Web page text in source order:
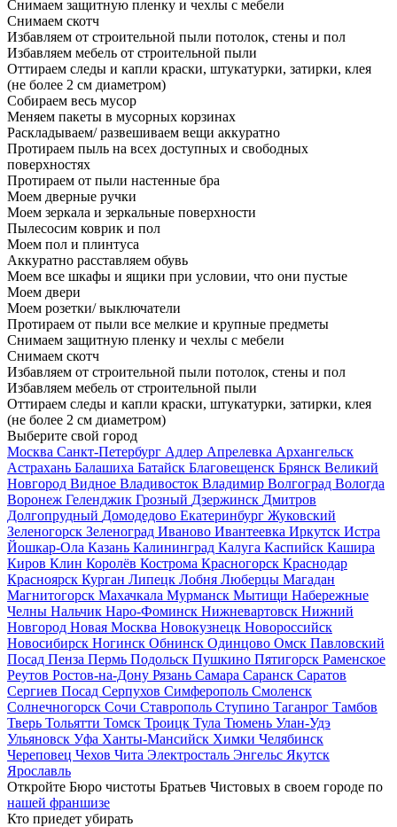
Снимаем защитную пленку и чехлы с мебели
Снимаем скотч
Избавляем от строительной пыли потолок, стены и пол
Избавляем мебель от строительной пыли
Оттираем следы и капли краски, штукатурки, затирки, клея
(не более 2 см диаметром)
Собираем весь мусор
Меняем пакеты в мусорных корзинах
Раскладываем/ развешиваем вещи аккуратно
Протираем пыль на всех доступных и свободных
поверхностях
Протираем от пыли настенные бра
Моем дверные ручки
Моем зеркала и зеркальные поверхности
Пылесосим коврик и пол
Моем пол и плинтуса
Аккуратно расставляем обувь
Моем все шкафы и ящики при условии, что они пустые
Моем двери
Моем розетки/ выключатели
Протираем от пыли все мелкие и крупные предметы
Снимаем защитную пленку и чехлы с мебели
Снимаем скотч
Избавляем от строительной пыли потолок, стены и пол
Избавляем мебель от строительной пыли
Оттираем следы и капли краски, штукатурки, затирки, клея
(не более 2 см диаметром)
Выберите свой город
Москва Санкт-Петербург Адлер Апрелевка Архангельск
Астрахань Балашиха Батайск Благовещенск Брянск Великий
Новгород Видное Владивосток Владимир Волгоград Вологда
Воронеж Геленджик Грозный Дзержинск Дмитров
Долгопрудный Домодедово Екатеринбург Жуковский
Зеленогорск Зеленоград Иваново Ивантеевка Иркутск Истра
Йошкар-Ола Казань Калининград Калуга Каспийск Кашира
Киров Клин Королёв Кострома Красногорск Краснодар
Красноярск Курган Липецк Лобня Люберцы Магадан
Магнитогорск Махачкала Мурманск Мытищи Набережные
Челны Нальчик Наро-Фоминск Нижневартовск Нижний
Новгород Новая Москва Новокузнецк Новороссийск
Новосибирск Ногинск Обнинск Одинцово Омск Павловский
Посад Пенза Пермь Подольск Пушкино Пятигорск Раменское
Реутов Ростов-на-Дону Рязань Самара Саранск Саратов
Сергиев Посад Серпухов Симферополь Смоленск
Солнечногорск Сочи Ставрополь Ступино Таганрог Тамбов
Тверь Тольятти Томск Троицк Тула Тюмень Улан-Удэ
Ульяновск Уфа Ханты-Мансийск Химки Челябинск
Череповец Чехов Чита Электросталь Энгельс Якутск
Ярославль
Откройте Бюро чистоты Братьев Чистовых в своем городе по
нашей франшизе
Кто приедет убирать